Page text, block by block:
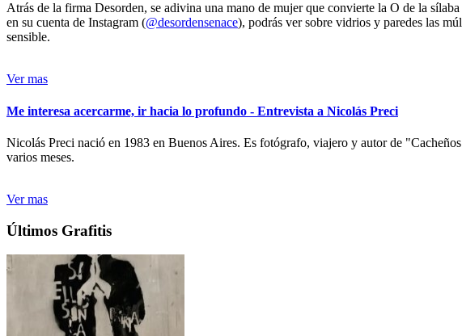
Atrás de la firma Desorden, se adivina una mano de mujer que convierte la O de la
en su cuenta de Instagram (@desordensenace), podrás ver sobre vidrios y paredes las
sensible.
Ver mas
Me interesa acercarme, ir hacia lo profundo - Entrevista a Nicolás Preci
Nicolás Preci nació en 1983 en Buenos Aires. Es fotógrafo, viajero y autor de
varios meses.
Ver mas
Últimos Grafitis